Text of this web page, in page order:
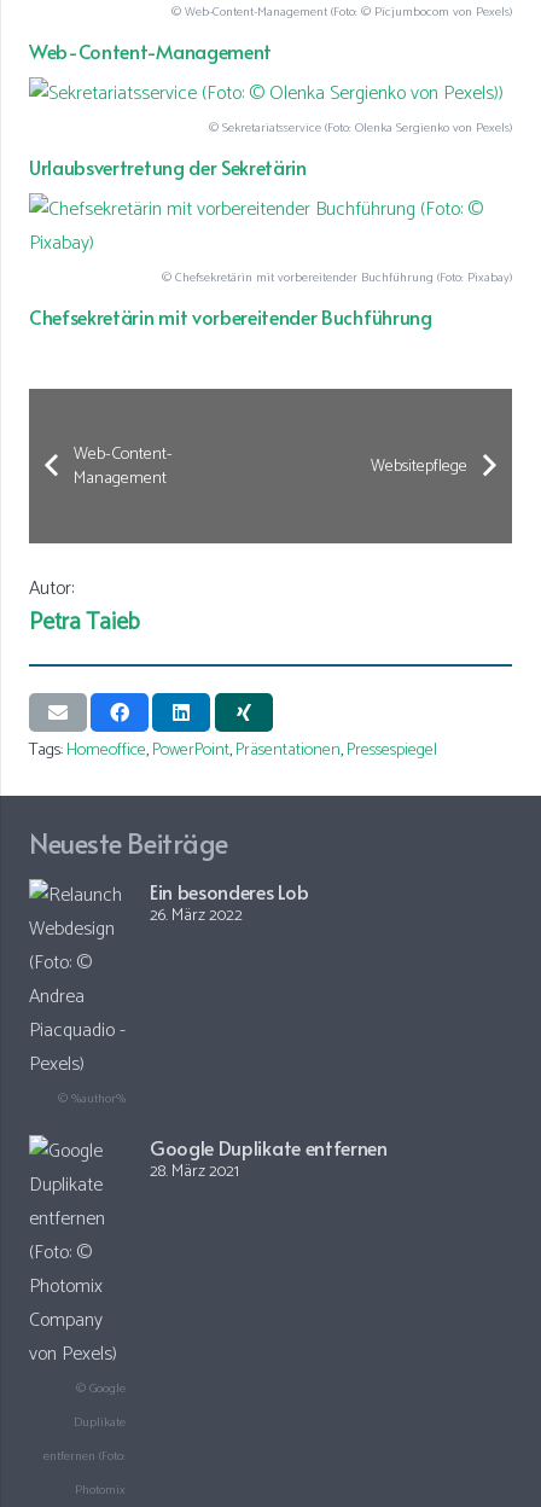
© Web-Content-Management (Foto: © Picjumbocom von Pexels)
Web-Content-Management
© Sekretariatsservice (Foto: Olenka Sergienko von Pexels)
Urlaubsvertretung der Sekretärin
© Chefsekretärin mit vorbereitender Buchführung (Foto: Pixabay)
Chefsekretärin mit vorbereitender Buchführung
Web-Content-
Management
Websitepflege
Autor:
Petra Taieb
Tags:Homeoffice,PowerPoint,Präsentationen,Pressespiegel
Neueste Beiträge
© %author%
Ein besonderes Lob
26. März 2022
© Google
Duplikate
entfernen (Foto:
Photomix
Google Duplikate entfernen
28. März 2021